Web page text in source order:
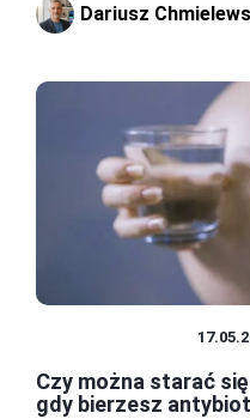
Dariusz
Czy można starać
gdy bierzesz